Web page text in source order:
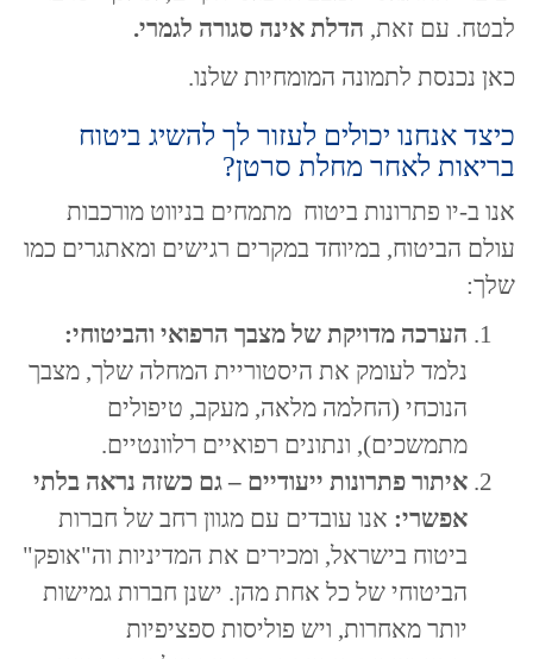
לבטח. עם זאת, הדלת אינה סגורה לגמרי.
כאן נכנסת לתמונה המומחיות שלנו.
כיצד אנחנו יכולים לעזור לך להשיג ביטוח
בריאות לאחר מחלת סרטן?
אנו ב-יו פתרונות ביטוח מתמחים בניווט מורכבות
עולם הביטוח, במיוחד במקרים רגישים ומאתגרים כמו
שלך:
הערכה מדויקת של מצבך הרפואי והביטוחי:
נלמד לעומק את היסטוריית המחלה שלך, מצבך
הנוכחי (החלמה מלאה, מעקב, טיפולים
מתמשכים), ונתונים רפואיים רלוונטיים.
איתור פתרונות ייעודיים – גם כשזה נראה בלתי
אפשרי: אנו עובדים עם מגוון רחב של חברות
ביטוח בישראל, ומכירים את המדיניות וה"אופק"
הביטוחי של כל אחת מהן. ישנן חברות גמישות
יותר מאחרות, ויש פוליסות ספציפיות